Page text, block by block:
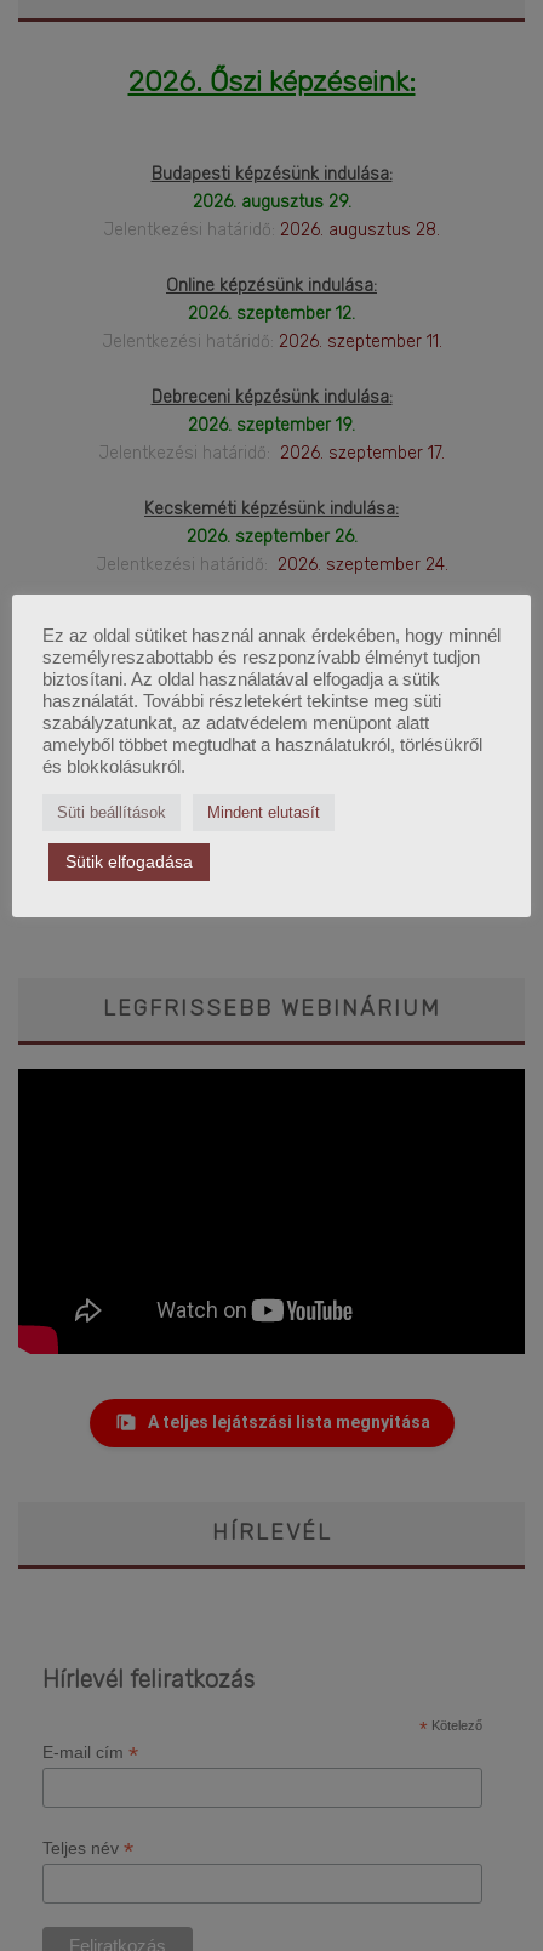
2026. Őszi képzéseink:
Budapesti képzésünk indulása:
2026. augusztus 29.
Jelentkezési határidő: 2026. augusztus 28.
Online képzésünk indulása:
2026. szeptember 12.
Jelentkezési határidő: 2026. szeptember 11.
Debreceni képzésünk indulása:
2026. szeptember 19.
Jelentkezési határidő: 2026. szeptember 17.
Kecskeméti képzésünk indulása:
2026. szeptember 26.
Jelentkezési határidő: 2026. szeptember 24.
2026. október 03.
jelentkezési határidő:2026. október 01.
Nyíregyházi képzésünk indulása:
2026. október 10.
Szegedi képzésünk indulása:
LEGFRISSEBB WEBINÁRIUM
A teljes lejátszási lista megnyitása
HÍRLEVÉL
Hírlevél feliratkozás
* Kötelező
E-mail cím *
Teljes név *
Ez az oldal sütiket használ annak érdekében, hogy minnél
személyreszabottabb és reszponzívabb élményt tudjon
biztosítani. Az oldal használatával elfogadja a sütik
használatát. További részletekért tekintse meg süti
szabályzatunkat, az adatvédelem menüpont alatt
amelyből többet megtudhat a használatukról, törlésükről
és blokkolásukról.
Süti beállítások Mindent elutasít
Sütik elfogadása